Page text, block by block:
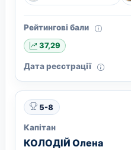
Рейтингові бали
37,29
Дата реєстрації
5-8
Капітан
КОЛОДІЙ Олена